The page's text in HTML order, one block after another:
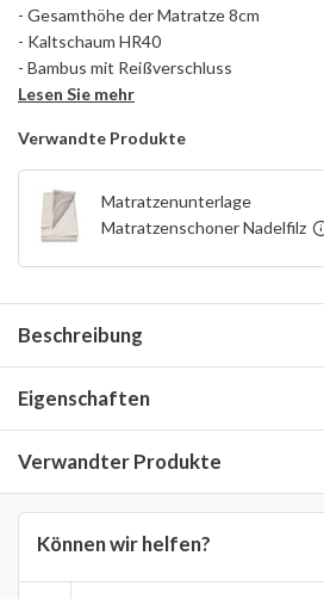
- Gesamthöhe der Matratze 8cm
- Kaltschaum HR40
- Bambus mit Reißverschluss
Lesen Sie mehr
Verwandte Produkte
Matratzenunterlage
Matratzenschoner Nadelfilz
Beschreibung
Eigenschaften
Verwandter Produkte
Können wir helfen?